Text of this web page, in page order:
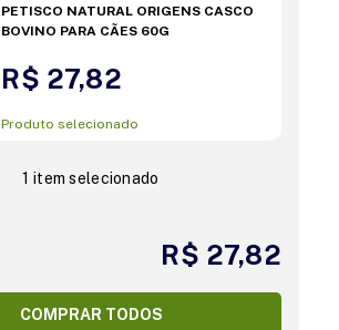
PETISCO NATURAL ORIGENS CASCO
BOVINO PARA CÃES 60G
R$ 27,82
Produto selecionado
1 item selecionado
R$ 27,82
COMPRAR TODOS